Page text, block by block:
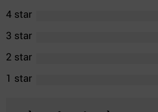
4 star
3 star
2 star
1 star